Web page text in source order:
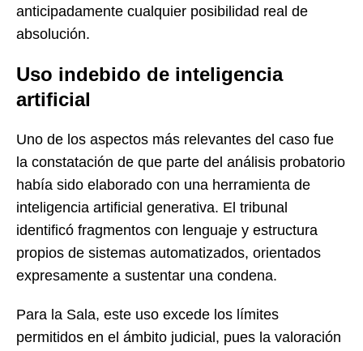
anticipadamente cualquier posibilidad real de
absolución.
Uso indebido de inteligencia
artificial
Uno de los aspectos más relevantes del caso fue
la constatación de que parte del análisis probatorio
había sido elaborado con una herramienta de
inteligencia artificial generativa. El tribunal
identificó fragmentos con lenguaje y estructura
propios de sistemas automatizados, orientados
expresamente a sustentar una condena.
Para la Sala, este uso excede los límites
permitidos en el ámbito judicial, pues la valoración